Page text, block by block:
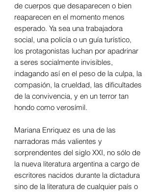
de cuerpos que desaparecen o bien
reaparecen en el momento menos
esperado. Ya sea una trabajadora
social, una policía o un guía turístico,
los protagonistas luchan por apadrinar
a seres socialmente invisibles,
indagando así en el peso de la culpa, la
compasión, la crueldad, las dificultades
de la convivencia, y en un terror tan
hondo como verosímil.
Mariana Enriquez es una de las
narradoras más valientes y
sorprendentes del siglo XXI, no sólo de
la nueva literatura argentina a cargo de
escritores nacidos durante la dictadura
sino de la literatura de cualquier país o